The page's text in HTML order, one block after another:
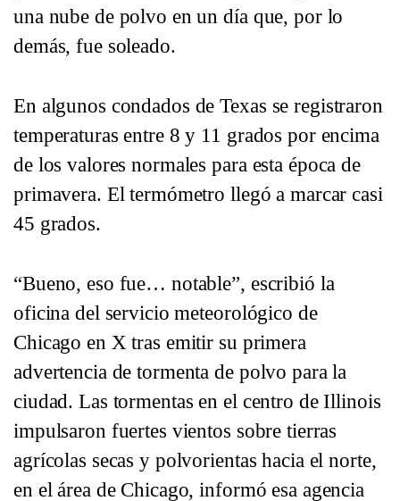
una nube de polvo en un día que, por lo
demás, fue soleado.
En algunos condados de Texas se registraron
temperaturas entre 8 y 11 grados por encima
de los valores normales para esta época de
primavera. El termómetro llegó a marcar casi
45 grados.
“Bueno, eso fue… notable”, escribió la
oficina del servicio meteorológico de
Chicago en X tras emitir su primera
advertencia de tormenta de polvo para la
ciudad. Las tormentas en el centro de Illinois
impulsaron fuertes vientos sobre tierras
agrícolas secas y polvorientas hacia el norte,
en el área de Chicago, informó esa agencia